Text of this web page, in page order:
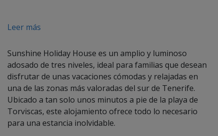
Leer más
Sunshine Holiday House es un amplio y luminoso
adosado de tres niveles, ideal para familias que desean
disfrutar de unas vacaciones cómodas y relajadas en
una de las zonas más valoradas del sur de Tenerife.
Ubicado a tan solo unos minutos a pie de la playa de
Torviscas, este alojamiento ofrece todo lo necesario
para una estancia inolvidable.